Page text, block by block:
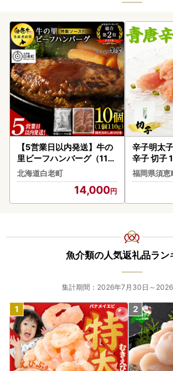
【5営業日以内発送】牛の
里ビーフハンバーグ（110
g×10個） 特製ソース（10
袋） の詰合せ AG052
北海道白老町
14,000
辛子明太
辛子 切子
福岡県須恵
魚介類の人気返礼品ラン
集計期間：2026年7月30日～